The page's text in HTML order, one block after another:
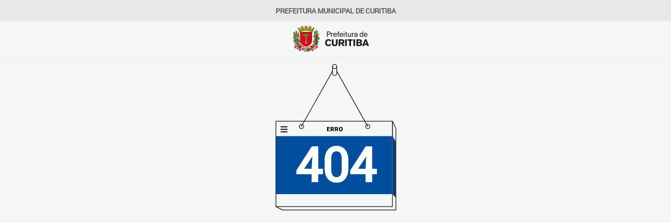
PREFEITURA MUNICIPAL DE CURITIBA
404